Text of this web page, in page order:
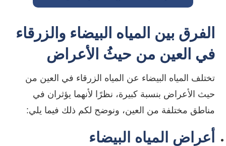
الفرق بين المياه البيضاء والزرقاء
في العين من حيثُ الأعراض
تختلف المياه البيضاء عن المياه الزرقاء في العين من
حيث الأعراض بنسبة كبيرة، نظرًا لأنهما يؤثران في
مناطق مختلفة من العين، ونوضح لكم ذلك فيما يلي:
أعراض المياه البيضاء